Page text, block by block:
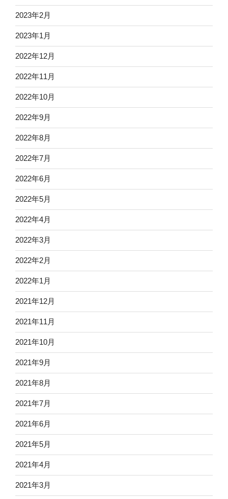
2023年2月
2023年1月
2022年12月
2022年11月
2022年10月
2022年9月
2022年8月
2022年7月
2022年6月
2022年5月
2022年4月
2022年3月
2022年2月
2022年1月
2021年12月
2021年11月
2021年10月
2021年9月
2021年8月
2021年7月
2021年6月
2021年5月
2021年4月
2021年3月